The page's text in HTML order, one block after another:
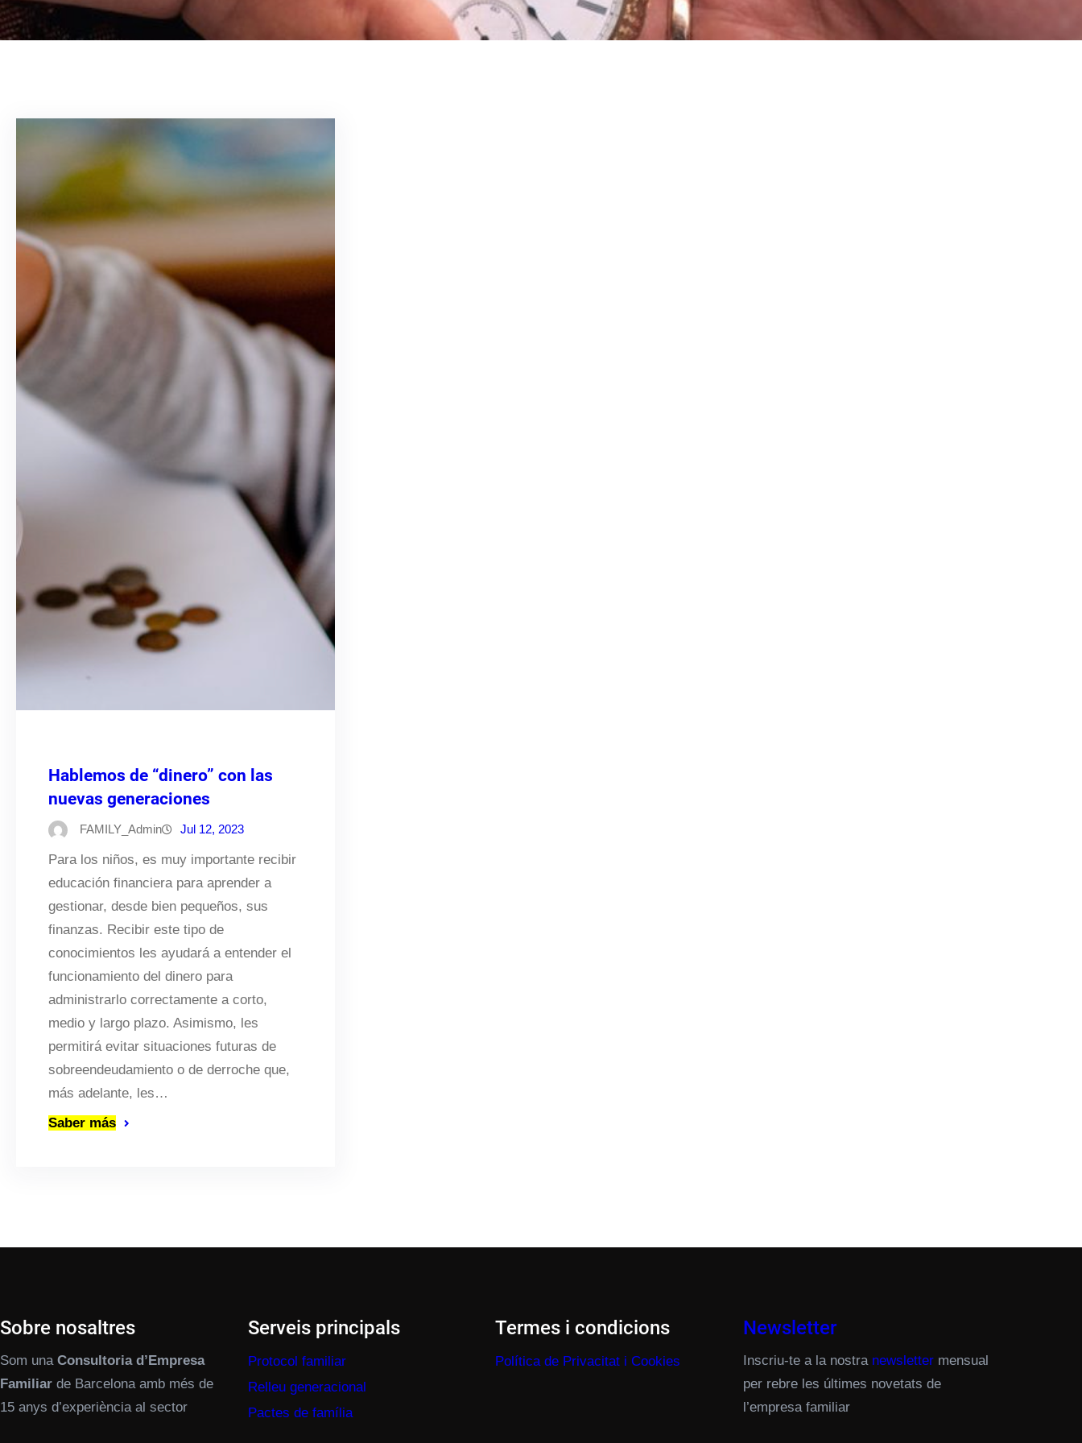
Hablemos de “dinero” con las
nuevas generaciones
FAMILY_Admin Jul 12, 2023
Para los niños, es muy importante recibir
educación financiera para aprender a
gestionar, desde bien pequeños, sus
finanzas. Recibir este tipo de
conocimientos les ayudará a entender el
funcionamiento del dinero para
administrarlo correctamente a corto,
medio y largo plazo. Asimismo, les
permitirá evitar situaciones futuras de
sobreendeudamiento o de derroche que,
más adelante, les…
Saber más
Sobre nosaltres
Som una Consultoria d’Empresa
Familiar de Barcelona amb més de
15 anys d’experiència al sector
Serveis principals
Protocol familiar
Relleu generacional
Pactes de família
Termes i condicions
Política de Privacitat i Cookies
Newsletter
Inscriu-te a la nostra newslettermensual
per rebre les últimes novetats de
l’empresa familiar